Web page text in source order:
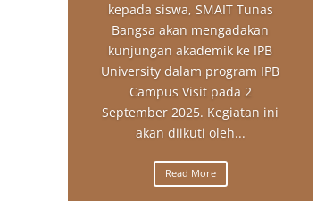
kepada siswa, SMAIT Tunas
Bangsa akan mengadakan
kunjungan akademik ke IPB
University dalam program IPB
Campus Visit pada 2
September 2025. Kegiatan ini
akan diikuti oleh...
Read More